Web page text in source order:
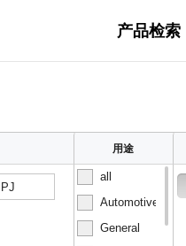
产品检索
用途
all
Automotive
General